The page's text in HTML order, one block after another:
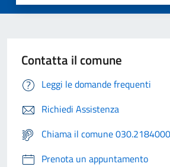
Contatta il comune
Leggi le domande frequenti
Richiedi Assistenza
Chiama il comune 030.2184000
Prenota un appuntamento